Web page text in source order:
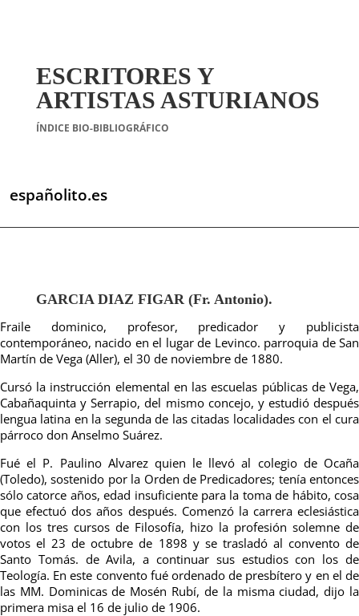
ESCRITORES Y
ARTISTAS ASTURIANOS
ÍNDICE BIO-BIBLIOGRÁFICO
españolito.es
GARCIA DIAZ FIGAR (Fr. Antonio).
Fraile dominico, profesor, predicador y publicista
contemporáneo, nacido en el lugar de Levinco. parroquia de San
Martín de Vega (Aller), el 30 de noviembre de 1880.
Cursó la instrucción elemental en las escuelas públicas de Vega,
Cabañaquinta y Serrapio, del mismo concejo, y estudió después
lengua latina en la segunda de las citadas localidades con el cura
párroco don Anselmo Suárez.
Fué el P. Paulino Alvarez quien le llevó al colegio de Ocaña
(Toledo), sostenido por la Orden de Predicadores; tenía entonces
sólo catorce años, edad insuficiente para la toma de hábito, cosa
que efectuó dos años después. Comenzó la carrera eclesiástica
con los tres cursos de Filosofía, hizo la profesión solemne de
votos el 23 de octubre de 1898 y se trasladó al convento de
Santo Tomás. de Avila, a continuar sus estudios con los de
Teología. En este convento fué ordenado de presbítero y en el de
las MM. Dominicas de Mosén Rubí, de la misma ciudad, dijo la
primera misa el 16 de julio de 1906.